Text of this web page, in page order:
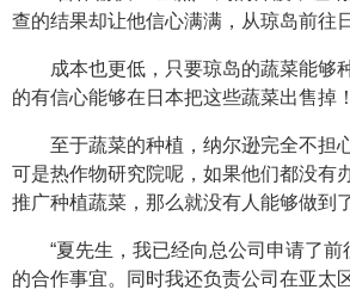
查的结果却让他信心满满，从琼岛前往
成本也更低，只要琼岛的蔬菜能够
的有信心能够在日本把这些蔬菜出售掉！
至于蔬菜的种植，纳尔逊完全不担
可是热作物研究院呢，如果他们都没有
推广种植蔬菜，那么就没有人能够做到了
“夏先生，我已经向总公司申请了
的合作事宜。同时我还负责公司在亚太